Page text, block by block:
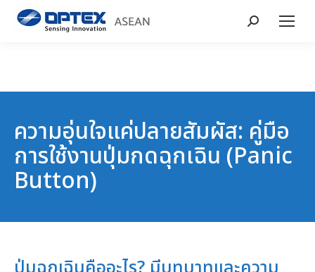
Search:
ความอุ่นใจแค่ปลายสัมผัส: คู่มือ
การใช้งานปุ่มกดฉุกเฉิน (Panic
Button)